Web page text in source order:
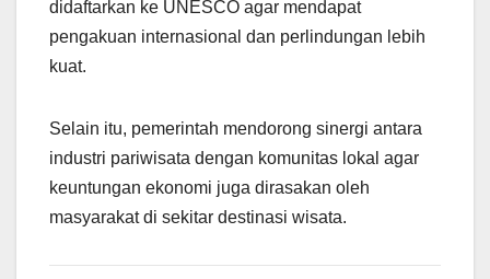
didaftarkan ke UNESCO agar mendapat
pengakuan internasional dan perlindungan lebih
kuat.
Selain itu, pemerintah mendorong sinergi antara
industri pariwisata dengan komunitas lokal agar
keuntungan ekonomi juga dirasakan oleh
masyarakat di sekitar destinasi wisata.